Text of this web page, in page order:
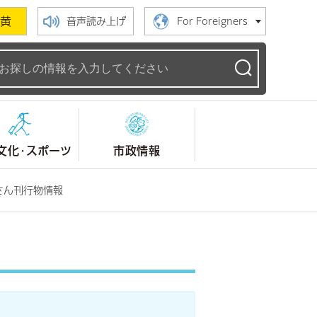
黄 音声読み上げ For Foreigners
化・スポーツ 市政情報
ん刊行物情報